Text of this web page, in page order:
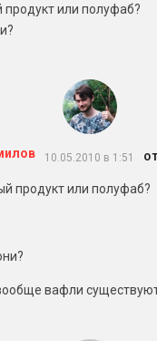
продукт или полуфаб?
10.05.2010 в 1:51
продукт или полуфаб?
вафли